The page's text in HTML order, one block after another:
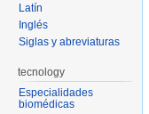
Latín
Inglés
Siglas y abreviaturas
tecnology
Especialidades
biomédicas